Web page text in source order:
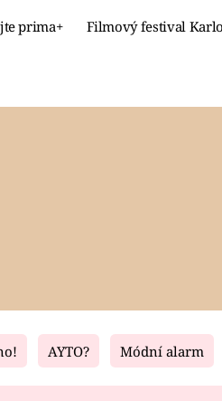
prima+ Filmový festival
Living
AYTO? Módní alarm